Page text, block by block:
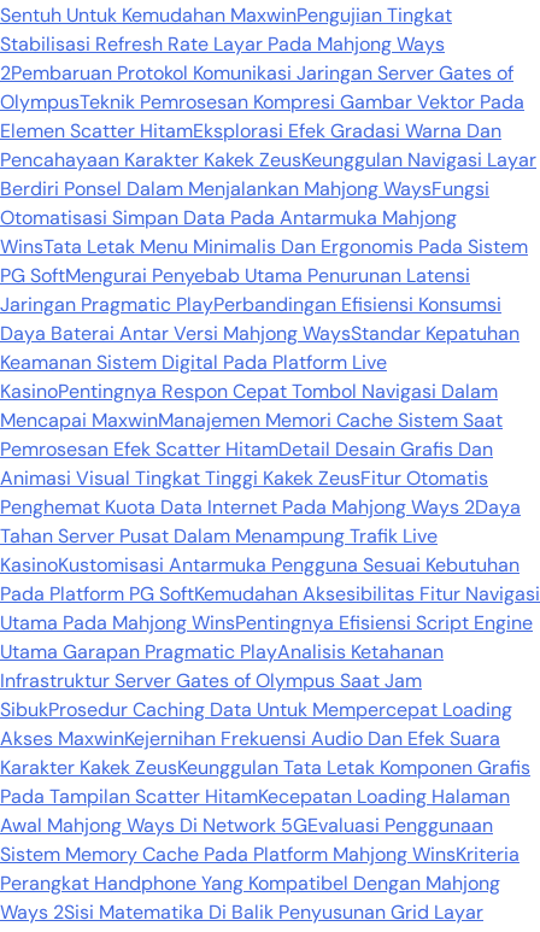
Sentuh Untuk Kemudahan MaxwinPengujian Tingkat
Stabilisasi Refresh Rate Layar Pada Mahjong Ways
2Pembaruan Protokol Komunikasi Jaringan Server Gates of
OlympusTeknik Pemrosesan Kompresi Gambar Vektor Pada
Elemen Scatter HitamEksplorasi Efek Gradasi Warna Dan
Pencahayaan Karakter Kakek ZeusKeunggulan Navigasi Layar
Berdiri Ponsel Dalam Menjalankan Mahjong WaysFungsi
Otomatisasi Simpan Data Pada Antarmuka Mahjong
WinsTata Letak Menu Minimalis Dan Ergonomis Pada Sistem
PG SoftMengurai Penyebab Utama Penurunan Latensi
Jaringan Pragmatic PlayPerbandingan Efisiensi Konsumsi
Daya Baterai Antar Versi Mahjong WaysStandar Kepatuhan
Keamanan Sistem Digital Pada Platform Live
KasinoPentingnya Respon Cepat Tombol Navigasi Dalam
Mencapai MaxwinManajemen Memori Cache Sistem Saat
Pemrosesan Efek Scatter HitamDetail Desain Grafis Dan
Animasi Visual Tingkat Tinggi Kakek ZeusFitur Otomatis
Penghemat Kuota Data Internet Pada Mahjong Ways 2Daya
Tahan Server Pusat Dalam Menampung Trafik Live
KasinoKustomisasi Antarmuka Pengguna Sesuai Kebutuhan
Pada Platform PG SoftKemudahan Aksesibilitas Fitur Navigasi
Utama Pada Mahjong WinsPentingnya Efisiensi Script Engine
Utama Garapan Pragmatic PlayAnalisis Ketahanan
Infrastruktur Server Gates of Olympus Saat Jam
SibukProsedur Caching Data Untuk Mempercepat Loading
Akses MaxwinKejernihan Frekuensi Audio Dan Efek Suara
Karakter Kakek ZeusKeunggulan Tata Letak Komponen Grafis
Pada Tampilan Scatter HitamKecepatan Loading Halaman
Awal Mahjong Ways Di Network 5GEvaluasi Penggunaan
Sistem Memory Cache Pada Platform Mahjong WinsKriteria
Perangkat Handphone Yang Kompatibel Dengan Mahjong
Ways 2Sisi Matematika Di Balik Penyusunan Grid Layar